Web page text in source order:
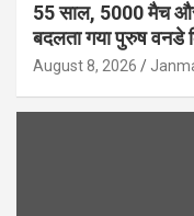
55 साल, 5000 मैच
बदलता गया पुरुष वनडे
August 8, 2026